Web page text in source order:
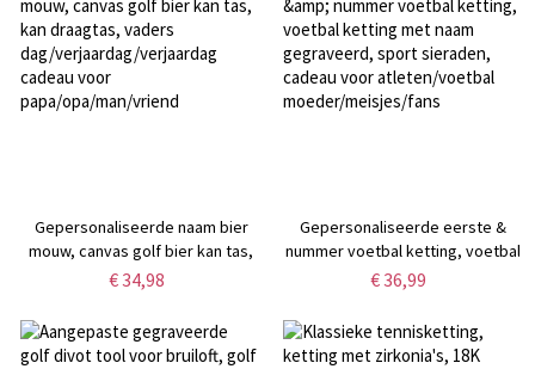
Gepersonaliseerde naam bier
mouw, canvas golf bier kan tas,
kan draagtas, vaders
cadeau voor
papa/opa/man/vriend
€ 34,98
Gepersonaliseerde eerste &
nummer voetbal ketting, voetbal
ketting met naam gegraveerd,
atleten/voetbal
moeder/meisjes/fans
€ 36,99